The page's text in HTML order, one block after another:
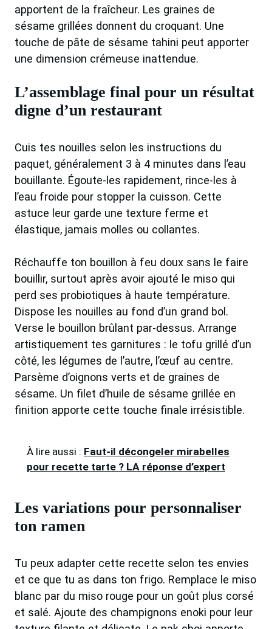
apportent de la fraîcheur. Les graines de
sésame grillées donnent du croquant. Une
touche de pâte de sésame tahini peut apporter
une dimension crémeuse inattendue.
L’assemblage final pour un résultat
digne d’un restaurant
Cuis tes nouilles selon les instructions du
paquet, généralement 3 à 4 minutes dans l’eau
bouillante. Égoute-les rapidement, rince-les à
l’eau froide pour stopper la cuisson. Cette
astuce leur garde une texture ferme et
élastique, jamais molles ou collantes.
Réchauffe ton bouillon à feu doux sans le faire
bouillir, surtout après avoir ajouté le miso qui
perd ses probiotiques à haute température.
Dispose les nouilles au fond d’un grand bol.
Verse le bouillon brûlant par-dessus. Arrange
artistiquement tes garnitures : le tofu grillé d’un
côté, les légumes de l’autre, l’œuf au centre.
Parsème d’oignons verts et de graines de
sésame. Un filet d’huile de sésame grillée en
finition apporte cette touche finale irrésistible.
À lire aussi : Faut-il décongeler mirabelles
pour recette tarte ? LA réponse d’expert
Les variations pour personnaliser
ton ramen
Tu peux adapter cette recette selon tes envies
et ce que tu as dans ton frigo. Remplace le miso
blanc par du miso rouge pour un goût plus corsé
et salé. Ajoute des champignons enoki pour leur